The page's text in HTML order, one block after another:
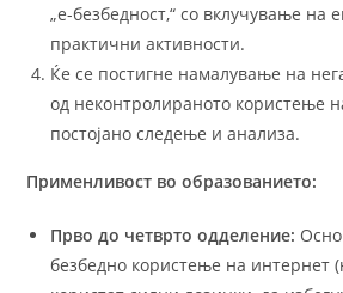
„е-безбедност,“ со вклучување на
практични активности.
Ќе се постигне намалување на
од неконтролираното користење
постојано следење и анализа.
Применливост во образованието:
Прво до четвртo одделение:
безбедно користење на интернет